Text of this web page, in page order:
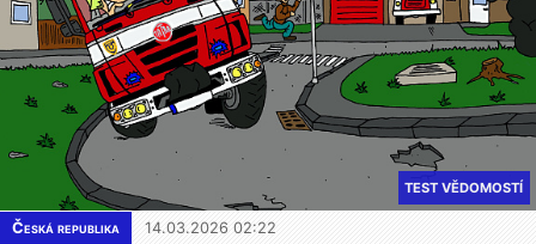
TEST VĚDOMOSTÍ
Česká republika 14.03.2026 02:22